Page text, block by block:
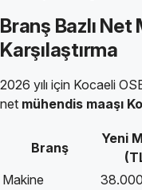
Branş Bazlı Net
Karşılaştırma
2026 yılı için Kocaeli
net mühendis maaşı
Branş
Yeni
Makine